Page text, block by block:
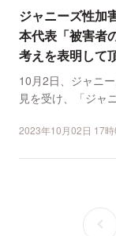
ジャニーズ性加
本代表「被害者
考えを表明して
10月2日、ジャニ
見を受け、「ジャ
2023年10月02日 17